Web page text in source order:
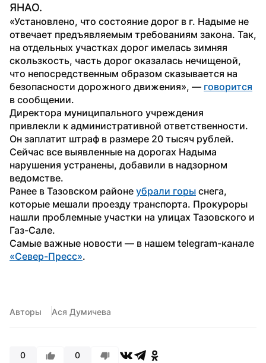
ЯНАО.
«Установлено, что состояние дорог в г. Надыме не
отвечает предъявляемым требованиям закона. Так,
на отдельных участках дорог имелась зимняя
скользкость, часть дорог оказалась нечищеной,
что непосредственным образом сказывается на
безопасности дорожного движения», — говорится
в сообщении.
Директора муниципального учреждения
привлекли к административной ответственности.
Он заплатит штраф в размере 20 тысяч рублей.
Сейчас все выявленные на дорогах Надыма
нарушения устранены, добавили в надзорном
ведомстве.
Ранее в Тазовском районе убрали горы снега,
которые мешали проезду транспорта. Прокуроры
нашли проблемные участки на улицах Тазовского и
Газ-Сале.
«Север-Пресс».
Авторы Ася Думичева
0 0